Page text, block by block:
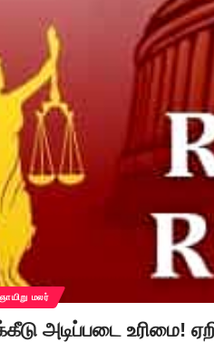
மலர்
அடிப்படை உரிமை!